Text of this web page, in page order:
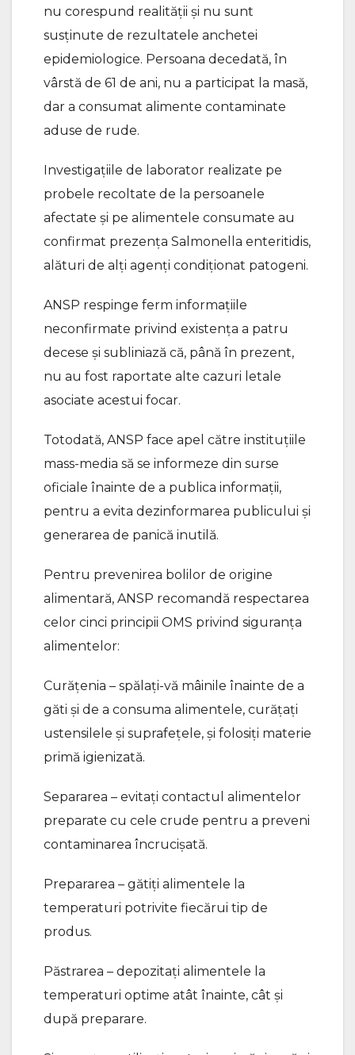
nu corespund realității și nu sunt
susținute de rezultatele anchetei
epidemiologice. Persoana decedată, în
vârstă de 61 de ani, nu a participat la masă,
dar a consumat alimente contaminate
aduse de rude.
Investigațiile de laborator realizate pe
probele recoltate de la persoanele
afectate și pe alimentele consumate au
confirmat prezența Salmonella enteritidis,
alături de alți agenți condiționat patogeni.
ANSP respinge ferm informațiile
neconfirmate privind existența a patru
decese și subliniază că, până în prezent,
nu au fost raportate alte cazuri letale
asociate acestui focar.
Totodată, ANSP face apel către instituțiile
mass-media să se informeze din surse
oficiale înainte de a publica informații,
pentru a evita dezinformarea publicului și
generarea de panică inutilă.
Pentru prevenirea bolilor de origine
alimentară, ANSP recomandă respectarea
celor cinci principii OMS privind siguranța
alimentelor:
Curățenia – spălați-vă mâinile înainte de a
găti și de a consuma alimentele, curățați
ustensilele și suprafețele, și folosiți materie
primă igienizată.
Separarea – evitați contactul alimentelor
preparate cu cele crude pentru a preveni
contaminarea încrucișată.
Prepararea – gătiți alimentele la
temperaturi potrivite fiecărui tip de
produs.
Păstrarea – depozitați alimentele la
temperaturi optime atât înainte, cât și
după preparare.